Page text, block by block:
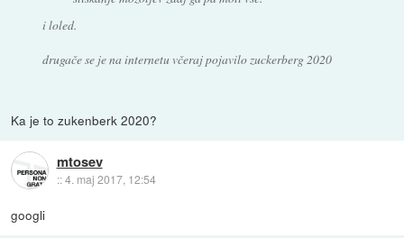
i loled.
drugače se je na internetu včeraj pojavilo zuckerberg 2020
Ka je to zukenberk 2020?
mtosev
::4. maj 2017, 12:54
googli